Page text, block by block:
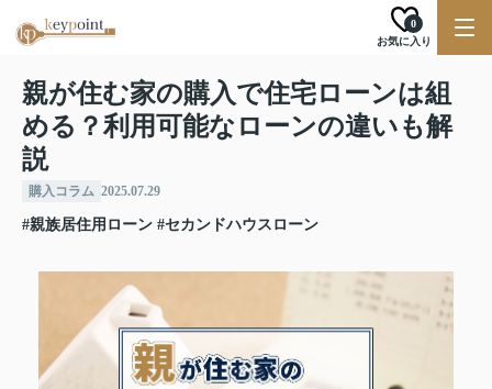
お気に入り
0
親が住む家の購入で住宅ローンは組
める？利用可能なローンの違いも解
説
購入コラム 2025.07.29
#親族居住用ローン #セカンドハウスローン